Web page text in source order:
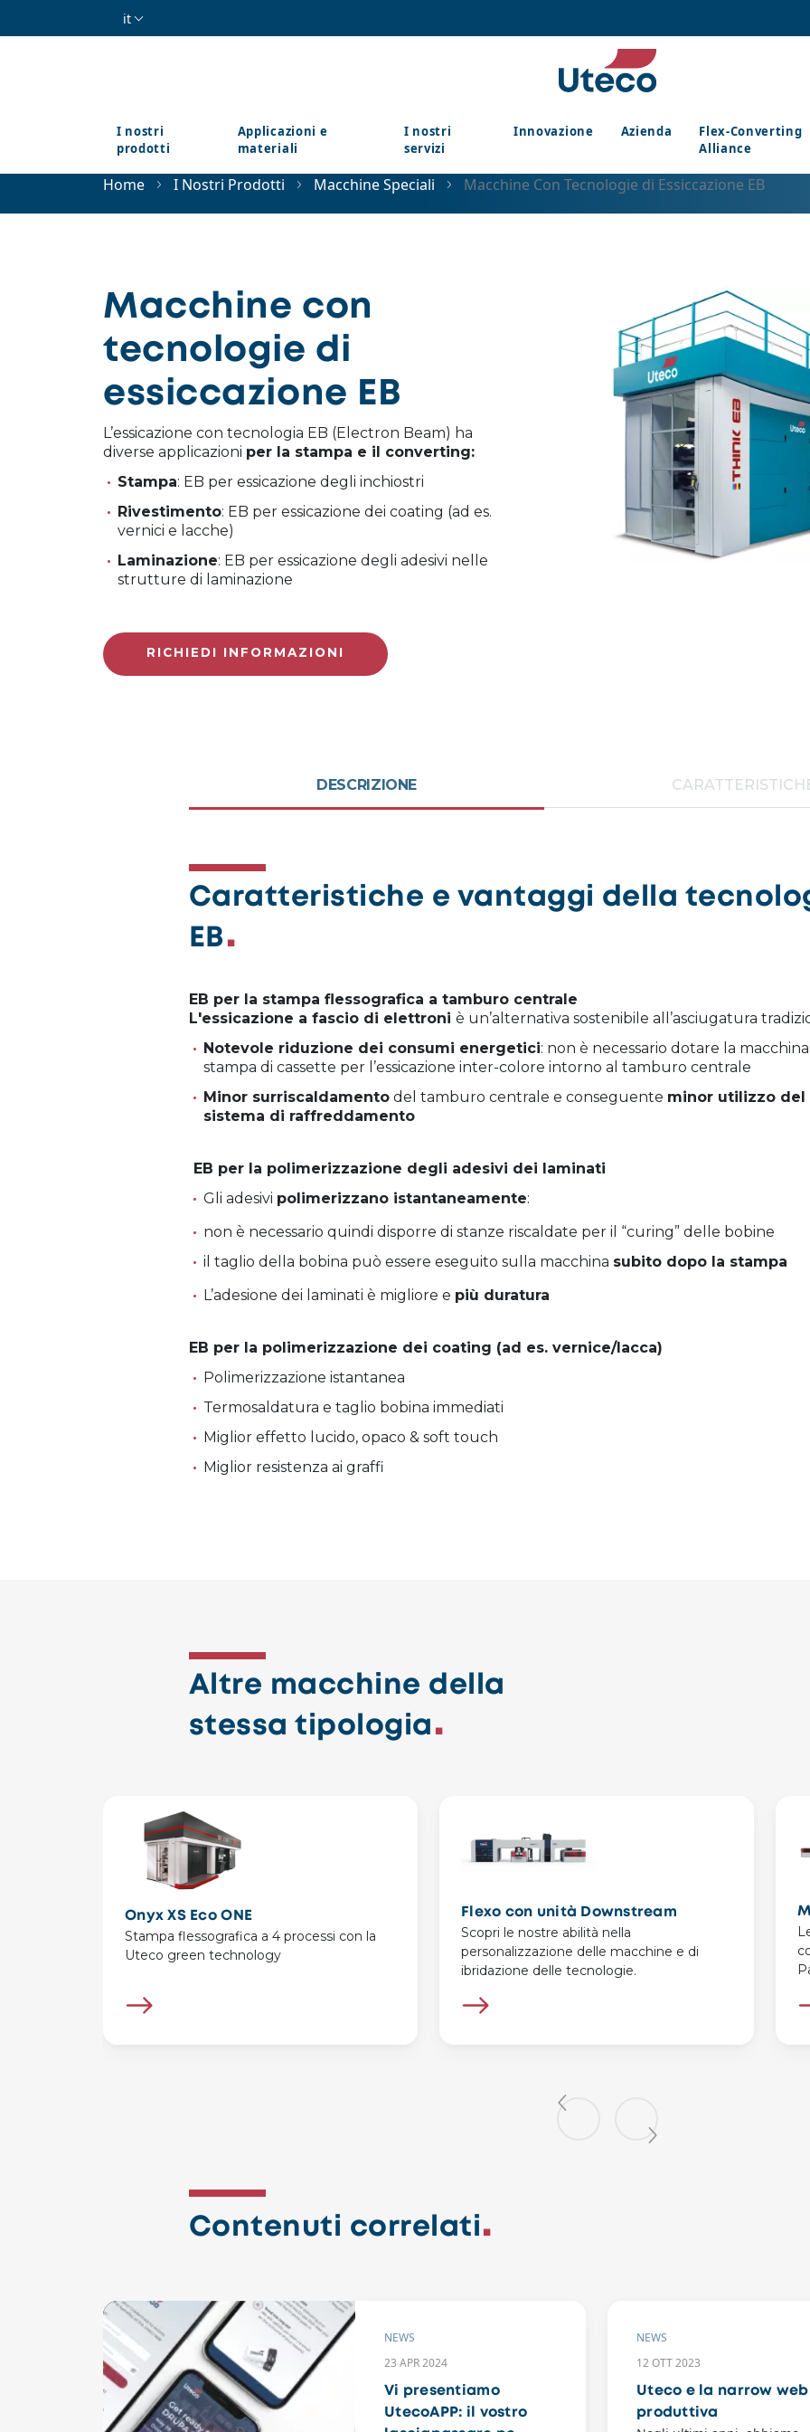
Salta al contenuto principale
it
I nostri
prodotti
Applicazioni e
materiali
I nostri
servizi
Innovazione Azienda
Flex-Converting
Alliance
Home I Nostri Prodotti Macchine Speciali Macchine Con Tecnologie di Essiccazione EB
Macchine con
tecnologie di
essiccazione EB
L’essicazione con tecnologia EB (Electron Beam) ha
diverse applicazioni per la stampa e il converting:
Stampa: EB per essicazione degli inchiostri
Rivestimento: EB per essicazione dei coating (ad es.
vernici e lacche)
Laminazione: EB per essicazione degli adesivi nelle
strutture di laminazione
RICHIEDI INFORMAZIONI
DESCRIZIONE
Caratteristiche e vantaggi della
EB
EB per la stampa flessografica a tamburo centrale
L'essicazione a fascio di elettroni è un’alternativa sostenibile all’asciugatura
Notevole riduzione dei consumi energetici: non è necessario dotare la
stampa di cassette per l’essicazione inter-colore intorno al tamburo centrale
Minor surriscaldamento del tamburo centrale e conseguente minor utilizzo del
sistema di raffreddamento
EB per la polimerizzazione degli adesivi dei laminati
Gli adesivi polimerizzano istantaneamente:
non è necessario quindi disporre di stanze riscaldate per il “curing” delle bobine
il taglio della bobina può essere eseguito sulla macchina subito dopo la stampa
L’adesione dei laminati è migliore e più duratura
EB per la polimerizzazione dei coating (ad es. vernice/lacca)
Polimerizzazione istantanea
Termosaldatura e taglio bobina immediati
Miglior effetto lucido, opaco & soft touch
Miglior resistenza ai graffi
Altre macchine della
stessa tipologia
Onyx XS Eco ONE
Stampa flessografica a 4 processi con la
Uteco green technology
Flexo con unità Downstream
Scopri le nostre abilità nella
personalizzazione delle macchine e di
ibridazione delle tecnologie.
Contenuti correlati
NEWS
23 APR 2024
Vi presentiamo
UtecoAPP: il vostro
NEWS
12 OTT 2023
Uteco e la narrow web
produttiva